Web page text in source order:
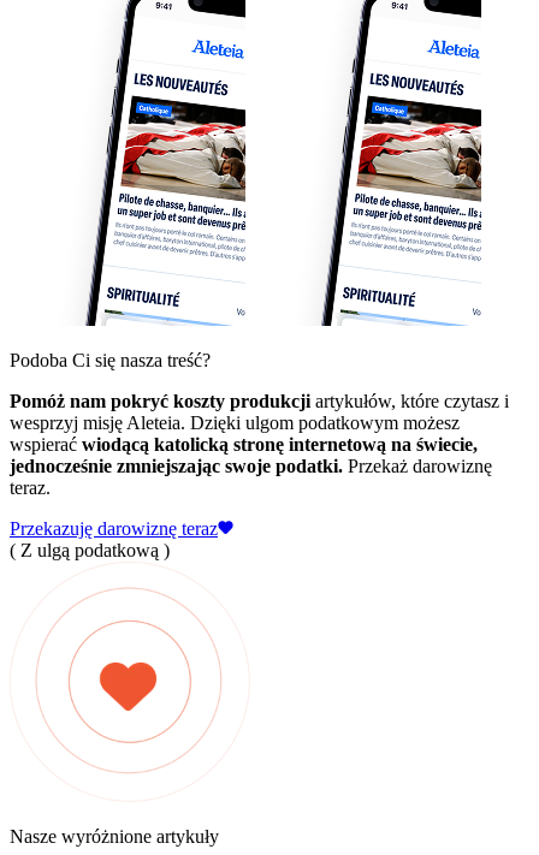
Podoba Ci się nasza treść?
Pomóż nam pokryć koszty produkcji artykułów, które czytasz i
wesprzyj misję Aleteia. Dzięki ulgom podatkowym możesz
wspierać wiodącą katolicką stronę internetową na świecie,
jednocześnie zmniejszając swoje podatki. Przekaż darowiznę
teraz.
Przekazuję darowiznę teraz
( Z ulgą podatkową )
Nasze wyróżnione artykuły